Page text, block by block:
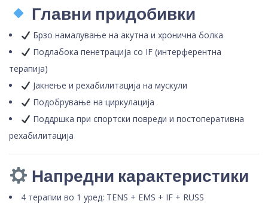
Главни придобивки
Брзо намалување на акутна и хронична болка
Подлабока пенетрација со IF (интерферентна
терапија)
Јакнење и рехабилитација на мускули
Подобрување на циркулација
Поддршка при спортски повреди и постоперативна
рехабилитација
Напредни карактеристики
4 терапии во 1 уред: TENS + EMS + IF + RUSS